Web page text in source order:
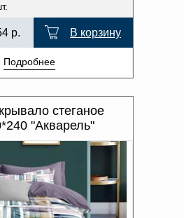
р. В корзину
Подробнее
стеганое
"Акварель"